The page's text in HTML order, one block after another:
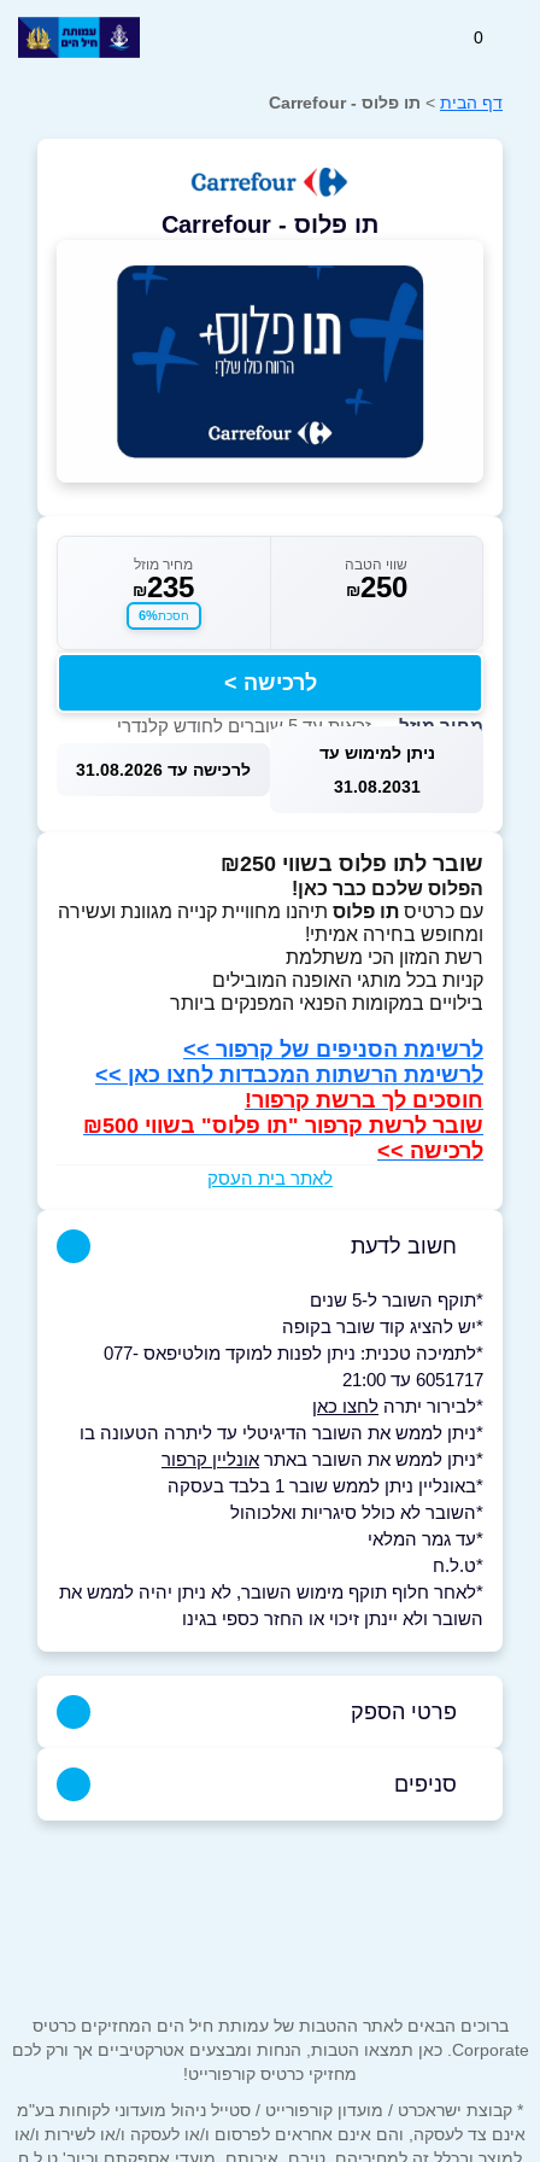
0
דף הבית > תו פלוס - Carrefour
תו פלוס - Carrefour
שווי הטבה
₪250
מחיר מוזל
₪235
חסכת6%
לרכישה >
מחיר מוזל — זכאות עד 5 שוברים לחודש קלנדרי
ניתן למימוש עד
31.08.2031
לרכישה עד 31.08.2026
שובר לתו פלוס בשווי ₪250
הפלוס שלכם כבר כאן!
עם כרטיס תו פלוס תיהנו מחוויית קנייה מגוונת ועשירה
ומחופש בחירה אמיתי!
רשת המזון הכי משתלמת
קניות בכל מותגי האופנה המובילים
בילויים במקומות הפנאי המפנקים ביותר
לרשימת הסניפים של קרפור >>
לרשימת הרשתות המכבדות לחצו כאן >>
חוסכים לך ברשת קרפור!
שובר לרשת קרפור "תו פלוס" בשווי ₪500
לרכישה >>
לאתר בית העסק
חשוב לדעת
*תוקף השובר ל-5 שנים
*יש להציג קוד שובר בקופה
*לתמיכה טכנית: ניתן לפנות למוקד מולטיפאס 077-
6051717 עד 21:00
*לבירור יתרה לחצו כאן
*ניתן לממש את השובר הדיגיטלי עד ליתרה הטעונה בו
*ניתן לממש את השובר באתר אונליין קרפור
*באונליין ניתן לממש שובר 1 בלבד בעסקה
*השובר לא כולל סיגריות ואלכוהול
*עד גמר המלאי
*ט.ל.ח
*לאחר חלוף תוקף מימוש השובר, לא ניתן יהיה לממש את
השובר ולא יינתן זיכוי או החזר כספי בגינו
פרטי הספק
אימייל *
נושא*
סניפים
האילן 2
אילת
ברוכים הבאים לאתר ההטבות של עמותת חיל הים המחזיקים כרטיס
Corporate. כאן תמצאו הטבות, הנחות ומבצעים אטרקטיביים אך ורק לכם
מחזיקי כרטיס קורפורייט!
* קבוצת ישראכרט / מועדון קורפורייט / סטייל ניהול מועדוני לקוחות בע"מ
אינם צד לעסקה, והם אינם אחראים לפרסום ו/או לעסקה ו/או לשירות ו/או